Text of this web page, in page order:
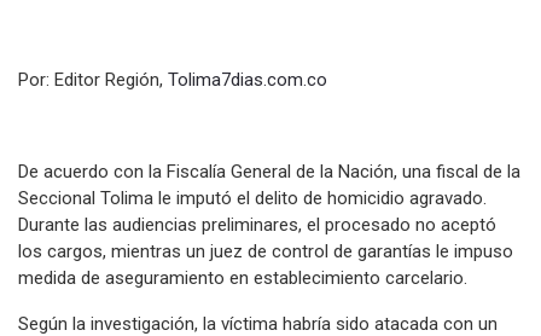
Por: Editor Región, Tolima7dias.com.co
De acuerdo con la Fiscalía General de la Nación, una fiscal de la
Seccional Tolima le imputó el delito de homicidio agravado.
Durante las audiencias preliminares, el procesado no aceptó
los cargos, mientras un juez de control de garantías le impuso
medida de aseguramiento en establecimiento carcelario.
Según la investigación, la víctima habría sido atacada con un